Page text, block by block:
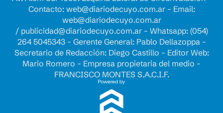
Contacto: web@diariodecuyo.com.ar- Email:
web@diariodecuyo.com.ar
/ publicidad@diariodecuyo.com.ar- Whatsapp: (054)
264 5045343 - Gerente General: Pablo Dellazoppa -
Secretario de Redacción: Diego Castillo - Editor Web:
Mario Romero - Empresa propietaria del medio -
FRANCISCO MONTES S.A.C.I.F.